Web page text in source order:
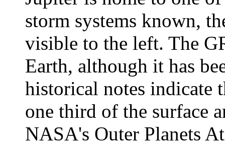
storm systems known,
visible to the left. The
Earth, although it has
historical notes indicate
one third of the surface
NASA's Outer Planets